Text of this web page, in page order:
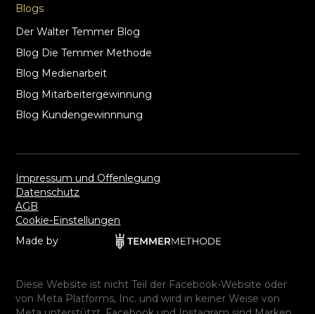
Blogs
Der Walter Temmer Blog
Blog Die Temmer Methode
Blog Medienarbeit
Blog Mitarbeitergewinnung
Blog Kundengewinnnung
Impressum und Offenlegung
Datenschutz
AGB
Cookie-Einstellungen
Made by
Diese Website ist nicht Teil der Facebook-Website oder
von Meta Platforms, Inc. und wird in keiner Weise von